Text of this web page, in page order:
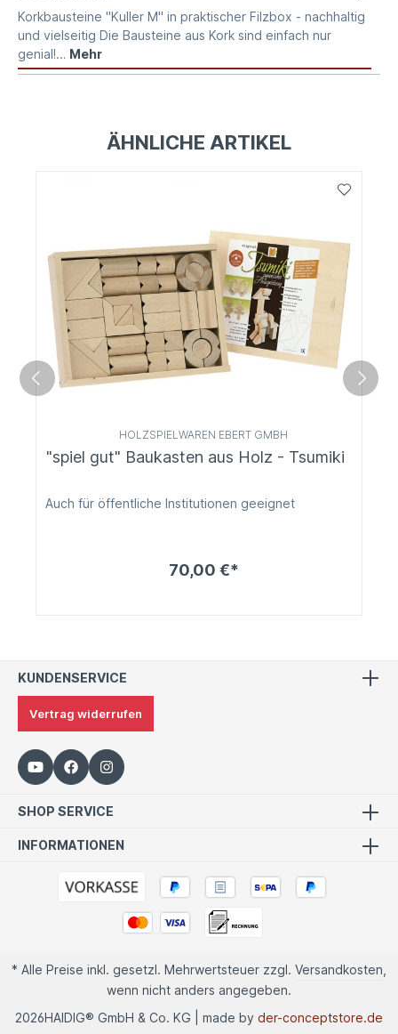
Korkbausteine "Kuller M" in praktischer Filzbox - nachhaltig
und vielseitig Die Bausteine aus Kork sind einfach nur
genial!… Mehr
ÄHNLICHE ARTIKEL
HOLZSPIELWAREN EBERT GMBH
"spiel gut" Baukasten aus Holz - Tsumiki
Auch für öffentliche Institutionen geeignet
70,00 €*
KUNDENSERVICE
Vertrag widerrufen
SHOP SERVICE
INFORMATIONEN
* Alle Preise inkl. gesetzl. Mehrwertsteuer zzgl. Versandkosten
wenn nicht anders angegeben.
2026HAIDIG® GmbH & Co. KG | made by der-conceptstore.de